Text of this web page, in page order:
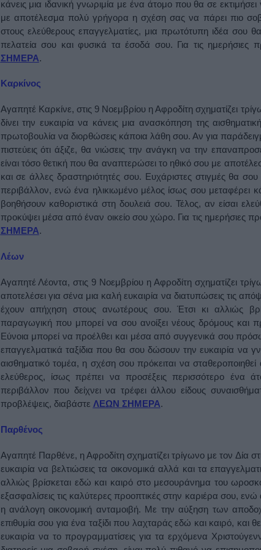
κάνεις μια ιδανική γνωριμία με ένα άτομο που θα σε
με αποτέλεσμα πολύ γρήγορα η σχέση σας να πάρει πιο
στους ελεύθερους επαγγελματίες, μια πρωτότυπη ιδέα σου
πελατεία σου και φυσικά τα έσοδά σου. Για τις ημερήσιες
ΣΗΜΕΡΑ.
Καρκίνος
Αγαπητέ Καρκίνε, στις 9 Νοεμβρίου η Αφροδίτη σχηματίζει
δίνει την ευκαιρία να κάνεις μια ανασκόπηση της
πρωτοβουλία να διορθώσεις κάποια λάθη σου. Αν για
πιστεύεις ότι άξιζε, θα νιώσεις την ανάγκη να την
είναι τόσο θετική που θα αναπτερώσει το ηθικό σου με
και σε άλλες δραστηριότητές σου. Ευχάριστες στιγμές θα σου
περιβάλλον, ενώ ένα ηλικιωμένο μέλος ίσως σου μεταφέρει
βοηθήσουν καθοριστικά στη δουλειά σου. Τέλος, αν είσαι
προκύψει μέσα από έναν οικείο σου χώρο. Για τις ημερήσιες
ΣΗΜΕΡΑ.
Λέων
Αγαπητέ Λέοντα, στις 9 Νοεμβρίου η Αφροδίτη σχηματίζει
αποτελέσει για σένα μια καλή ευκαιρία να διατυπώσεις τις
έχουν απήχηση στους ανωτέρους σου. Έτσι κι αλλιώς
παραγωγική που μπορεί να σου ανοίξει νέους δρόμους και
Εύνοια μπορεί να προέλθει και μέσα από συγγενικά σου
επαγγελματικά ταξίδια που θα σου δώσουν την ευκαιρία να
αισθηματικό τομέα, η σχέση σου πρόκειται να
ελεύθερος, ίσως πρέπει να προσέξεις περισσότερο ένα
περιβάλλον που δείχνει να τρέφει άλλου είδους
προβλέψεις, διαβάστε ΛΕΩΝ ΣΗΜΕΡΑ.
Παρθένος
Αγαπητέ Παρθένε, η Αφροδίτη σχηματίζει τρίγωνο με τον Δία
ευκαιρία να βελτιώσεις τα οικονομικά αλλά και τα
αλλιώς βρίσκεται εδώ και καιρό στο μεσουράνημα του
εξασφαλίσεις τις καλύτερες προοπτικές στην καριέρα σου, ενώ
η ανάλογη οικονομική ανταμοιβή. Με την αύξηση των
επιθυμία σου για ένα ταξίδι που λαχταράς εδώ και καιρό, και
ευκαιρία να το προγραμματίσεις για τα ερχόμενα